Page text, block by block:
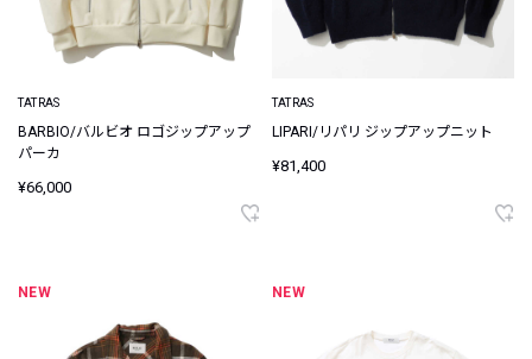
TATRAS
BARBIO/バルビオ ロゴジップアップ
パーカ
¥66,000
TATRAS
LIPARI/リパリ ジップアップニット
¥81,400
NEW NEW